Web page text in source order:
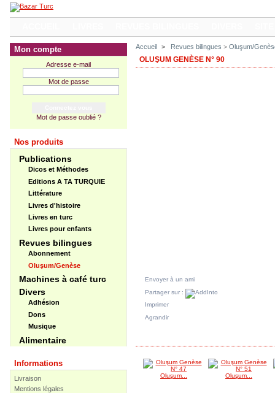
Mon compte
Adresse e-mail
Mot de passe
Mot de passe oublié ?
Nos produits
Publications
Dicos et Méthodes
Editions A TA TURQUIE
Littérature
Livres d'histoire
Livres en turc
Livres pour enfants
Revues bilingues
Abonnement
Oluşum/Genèse
Machines à café turc
Divers
Adhésion
Dons
Musique
Alimentaire
Informations
Livraison
Mentions légales
Accueil > Revues bilingues >Oluşum/
OLUŞUM GENÈSE N° 90
Envoyer à un ami
Partager sur :
Imprimer
Agrandir
Oluşum... Oluşum...